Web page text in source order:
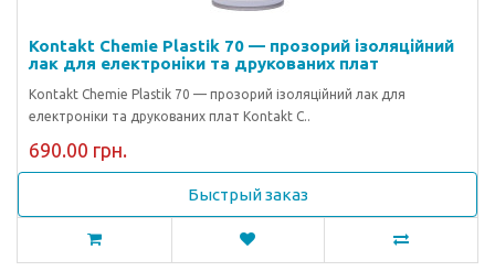
Kontakt Chemie Plastik 70 — прозорий ізоляційний
лак для електроніки та друкованих плат
Kontakt Chemie Plastik 70 — прозорий ізоляційний лак для
електроніки та друкованих плат Kontakt C..
690.00 грн.
Быстрый заказ